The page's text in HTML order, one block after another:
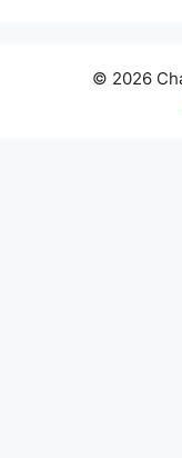
© 2026